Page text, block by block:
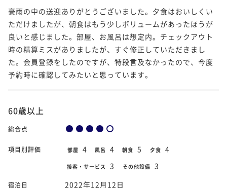
豪雨の中の送迎ありがとうございました。夕食はおいしくい
ただけましたが、朝食はもう少しボリュームがあったほうが
良いと感じました。部屋、お風呂は想定内。チェックアウト
時の精算ミスがありましたが、すぐ修正していただきまし
た。会員登録をしたのですが、特段言及なかったので、今度
予約時に確認してみたいと思っています。
60歳以上
総合点
項目別評価 部屋 4 風呂 4 朝食 5 夕食 4
接客・サービス 3 その他設備 3
宿泊日 2022年12月12日